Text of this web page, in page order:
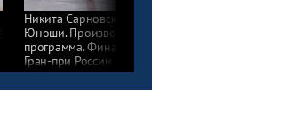
Никита Сарновский.
Юноши. Произвольная
программа. Финал
Гран-при России
по фигурному катанию
среди юниоров 2025